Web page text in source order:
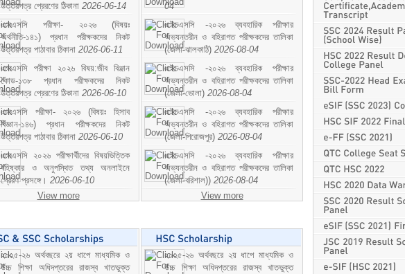
উত্তরপত্র প্রেরণের ঠিকানা 2026-06-14
এসএসসি পরীক্ষা- ২০২৬ (বিষয়ঃ
অর্থনীতি-১৪১) প্রধান পরীক্ষকদের নিকট
উত্তরপত্র পাঠাবার ঠিকানা 2026-06-11
এসএসসি পরীক্ষা ২০২৬ বিষয়:জীব বিঞ্জান
কোড-১৩৮ প্রধান পরীক্ষকদের নিকট
উত্তরপত্র প্রেরণের ঠিকানা 2026-06-10
এসএসসি পরীক্ষা- ২০২৬ (বিষয়ঃ হিসাব
বিজ্ঞান-১৪৬) প্রধান পরীক্ষকদের নিকট
উত্তরপত্র পাঠাবার ঠিকানা 2026-06-10
এসএসসি ২০২৬ পরীক্ষার্থীদের বিষয়ভিত্তিক
বহিষ্কার ও অনুপস্থিত তথ্য অনলাইনে
প্রেরণ প্রসঙ্গে। 2026-06-10
View more
04
এইচএসসি -২০২৬ ব্যবহারিক পরীক্ষার
অভ্যন্তরীন ও বহিরাগত পরীক্ষকদের তালিকা
(জেলা-ঝালকাঠি) 2026-08-04
এইচএসসি -২০২৬ ব্যবহারিক পরীক্ষার
অভ্যন্তরীন ও বহিরাগত পরীক্ষকদের তালিকা
(জেলা-ভোলা) 2026-08-04
এইচএসসি -২০২৬ ব্যবহারিক পরীক্ষার
অভ্যন্তরীন ও বহিরাগত পরীক্ষকদের তালিকা
(জেলা-পিরোজপুর) 2026-08-04
এইচএসসি -২০২৬ ব্যবহারিক পরীক্ষার
অভ্যন্তরীন ও বহিরাগত পরীক্ষকদের তালিকা
(জেলা-বরিশাল)) 2026-08-04
View more
২০২৫-২৬ অর্থবছরে ২য় ধাপে মাধ্যমিক ও
উচ্চ শিক্ষা অধিদপ্তরের রাজস্ব খাতভুক্ত
২০২৫-২৬ অর্থবছরে ২য় ধাপে মাধ্যমিক ও
উচ্চ শিক্ষা অধিদপ্তরের রাজস্ব খাতভুক্ত